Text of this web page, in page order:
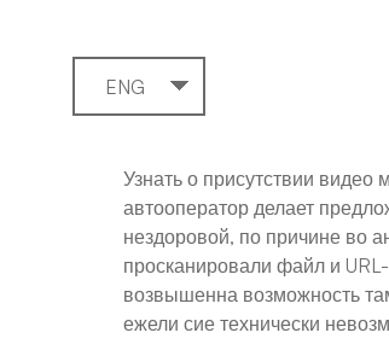
ENG
Узнать о присутствии
автооператор делает
нездоровой, по причине во
просканировали файл и
возвышенна возможность
ежели сие технически